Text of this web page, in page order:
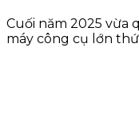
Cuối năm 2025 vừa
máy công cụ lớn thứ